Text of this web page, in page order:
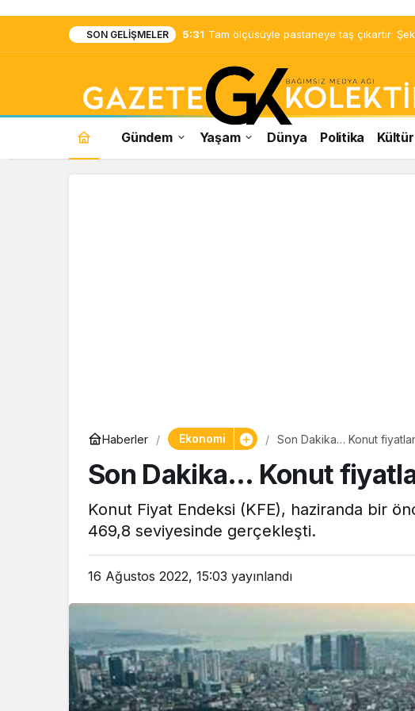
SON GELIŞMELER 5:31 Tam ölçüsüyle pastaneye taş çıkartır:
Gündem Yaşam Dünya Politika
Haberler Ekonomi Son Dakika… Konut
Son Dakika… Konut
Konut Fiyat Endeksi (KFE), haziranda bir
469,8 seviyesinde gerçekleşti.
16 Ağustos 2022, 15:03 yayınlandı
pastaneye taş